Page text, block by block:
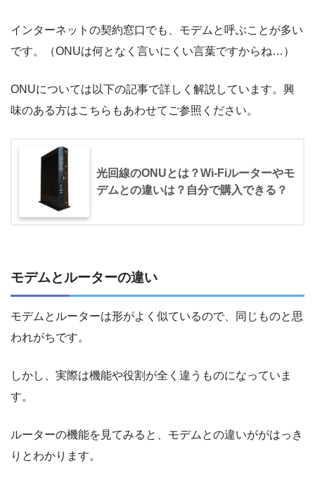
インターネットの契約窓口でも、モデムと呼ぶことが多い
です。（ONUは何となく言いにくい言葉ですからね…）
ONUについては以下の記事で詳しく解説しています。興
味のある方はこちらもあわせてご参照ください。
光回線のONUとは？Wi-Fiルーターやモ
デムとの違いは？自分で購入できる？
モデムとルーターの違い
モデムとルーターは形がよく似ているので、同じものと思
われがちです。
しかし、実際は機能や役割が全く違うものになっていま
す。
ルーターの機能を見てみると、モデムとの違いががはっき
りとわかります。